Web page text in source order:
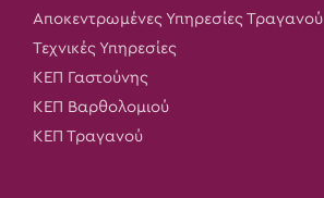
Αποκεντρωμένες Υπηρεσίες Τραγανού
Τεχνικές Υπηρεσίες
ΚΕΠ Γαστούνης
ΚΕΠ Βαρθολομιού
ΚΕΠ Τραγανού